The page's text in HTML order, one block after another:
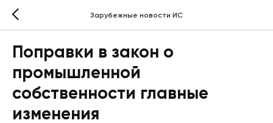
Зарубежные новости ИС
Поправки в закон о
промышленной
собственности главные
изменения